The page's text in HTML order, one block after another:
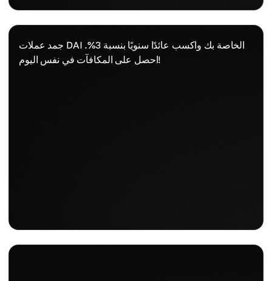
جمد عملات DAI الخاصة بك واكسب عائدًا سنويًا بنسبة 3%.
احصل على المكافآت في نفس اليوم!